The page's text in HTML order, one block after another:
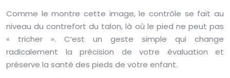
Comme le montre cette image, le contrôle se fait au
niveau du contrefort du talon, là où le pied ne peut pas
« tricher ». C’est un geste simple qui change
radicalement la précision de votre évaluation et
préserve la santé des pieds de votre enfant.